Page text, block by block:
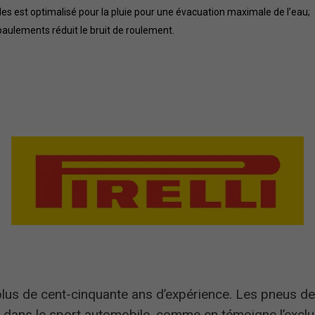
est optimalisé pour la pluie pour une évacuation maximale de l’eau;
réduit le bruit de roulement.
de cent-cinquante ans d’expérience. Les pneus